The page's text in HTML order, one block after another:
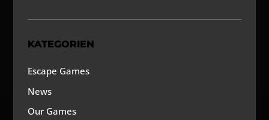
KATEGORIEN
Escape Games
News
Our Games